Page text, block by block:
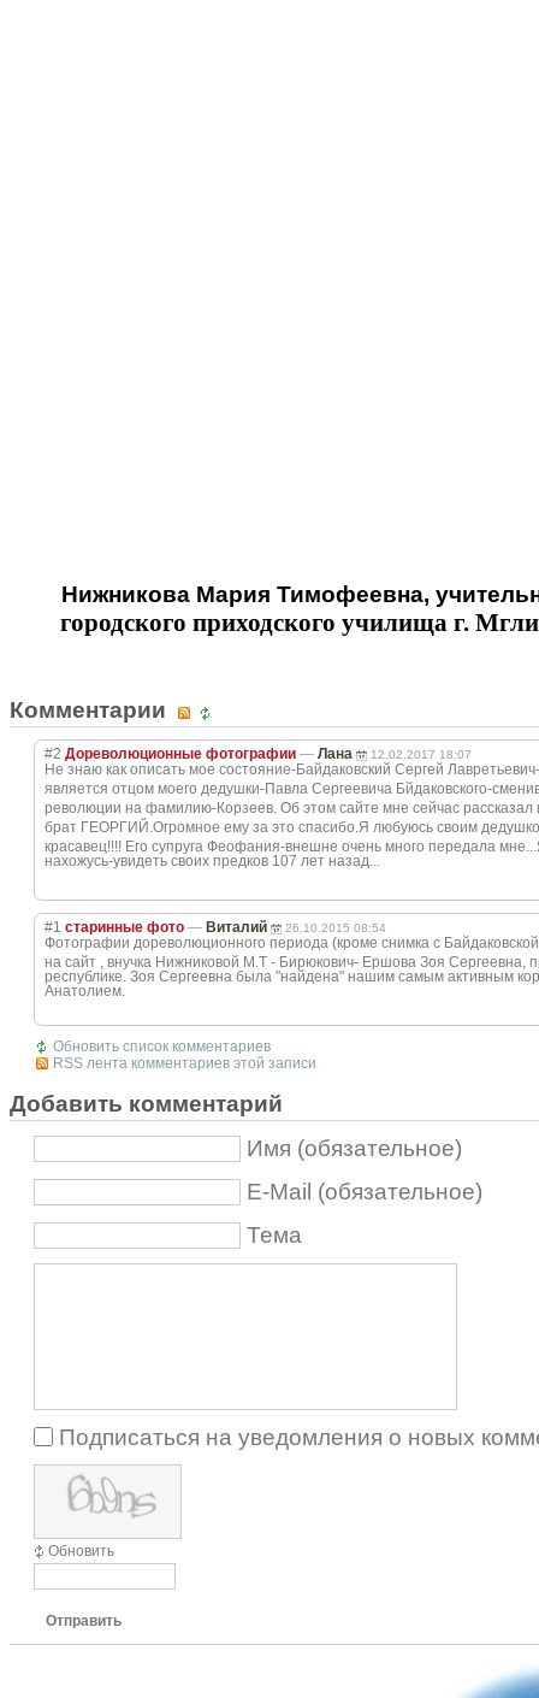
Нижникова Мария Тимофеевна,
городского приходского училища г.
Комментарии
#2 Дореволюционные фотографии — Лана 12.02.2017 18:07
Не знаю как описать мое состояние-Байдаковский Сергей
является отцом моего дедушки-Павла Сергеевича Бйдаковского-см
революции на фамилию-Корзеев. Об этом сайте мне сейчас
брат ГЕОРГИЙ.Огромное ему за это спасибо.Я любуюсь своим
красавец!!!! Его супруга Феофания-внешне очень много передала
нахожусь-увидеть своих предков 107 лет назад...
#1 старинные фото — Виталий 26.10.2015 08:54
Фотографии дореволюционного периода (кроме снимка с
на сайт , внучка Нижниковой М.Т - Бирюкович- Ершова Зоя Сергеевна,
республике. Зоя Сергеевна была "найдена" нашим самым активным
Анатолием.
Обновить список комментариев
RSS лента комментариев этой записи
Добавить комментарий
Имя (обязательное)
E-Mail (обязательное)
Тема
Подписаться на уведомления о новых
Обновить
Отправить